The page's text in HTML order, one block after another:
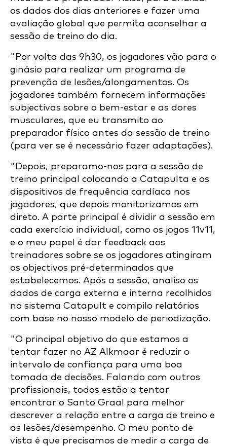
os dados dos dias anteriores e fazer uma
avaliação global que permita aconselhar a
sessão de treino do dia.
"Por volta das 9h30, os jogadores vão para o
ginásio para realizar um programa de
prevenção de lesões/alongamentos. Os
jogadores também fornecem informações
subjectivas sobre o bem-estar e as dores
musculares, que eu transmito ao
preparador físico antes da sessão de treino
(para ver se é necessário fazer adaptações).
"Depois, preparamo-nos para a sessão de
treino principal colocando a Catapulta e os
dispositivos de frequência cardíaca nos
jogadores, que depois monitorizamos em
direto. A parte principal é dividir a sessão em
cada exercício individual, como os jogos 11v11,
e o meu papel é dar feedback aos
treinadores sobre se os jogadores atingiram
os objectivos pré-determinados que
estabelecemos. Após a sessão, analiso os
dados de carga externa e interna recolhidos
no sistema Catapult e compilo relatórios
com base no nosso modelo de periodização.
"O principal objetivo do que estamos a
tentar fazer no AZ Alkmaar é reduzir o
intervalo de confiança para uma boa
tomada de decisões. Falando com outros
profissionais, todos estão a tentar
encontrar o Santo Graal para melhor
descrever a relação entre a carga de treino e
as lesões/desempenho. O meu ponto de
vista é que precisamos de medir a carga de